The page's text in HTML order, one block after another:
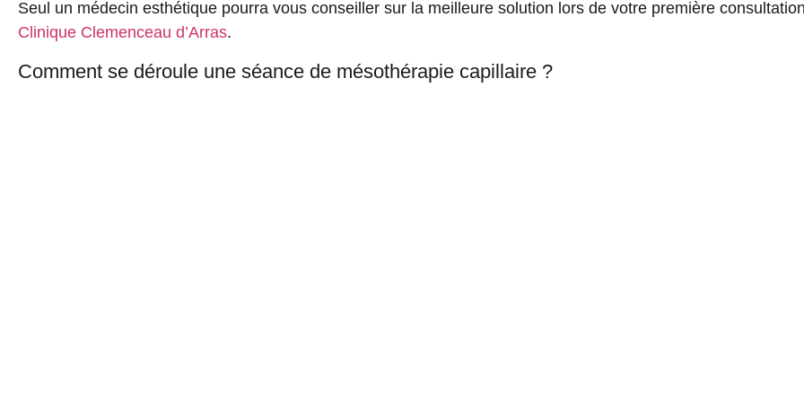
Seul un médecin esthétique pourra vous conseiller sur la meilleure solution lors de votre première
Clinique Clemenceau d’Arras.
Comment se déroule une séance de mésothérapie capillaire ?